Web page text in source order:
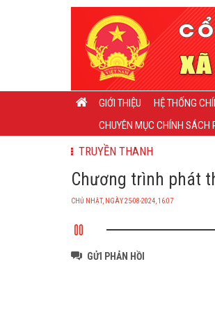
GIỚI THIỆU HỆ THỐNG
CHUYÊN MỤC CHÍNH SÁCH
TRUYỀN THANH
Chương trình phát
CHỦ NHẬT, NGÀY 25-08-2024, 16:07
GỬI PHẢN HỒI